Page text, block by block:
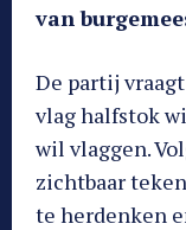
van
De partij
vlag halfstok
wil vlaggen.
zichtbaar
te herdenken